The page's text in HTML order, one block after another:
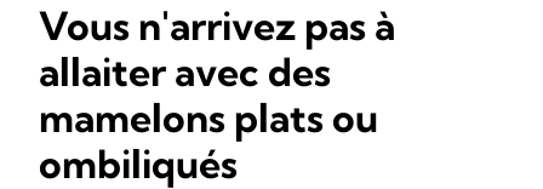
Vous n'arrivez pas à
allaiter avec des
mamelons plats ou
ombiliqués